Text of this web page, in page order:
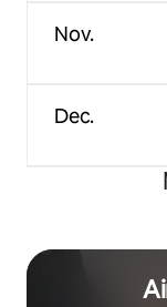
Nov.
Dec.